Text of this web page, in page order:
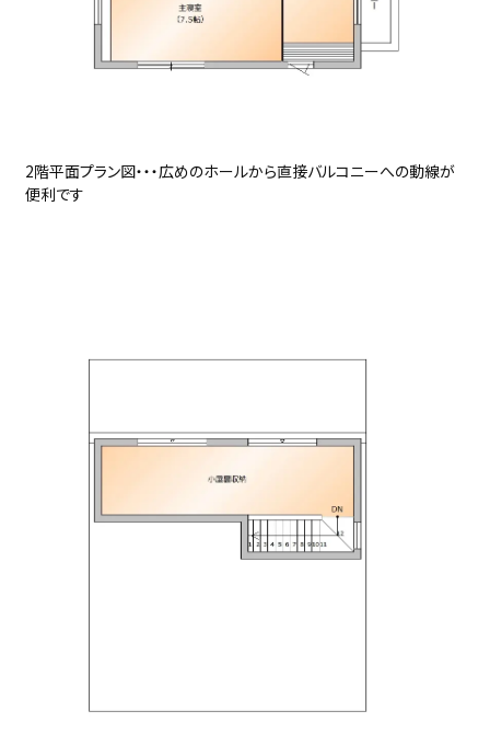
2階平面プラン図・・・広めのホールから直接バルコニーへの動線が
便利です